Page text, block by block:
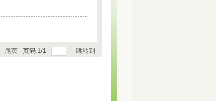
尾页 页码 1/1 跳转到